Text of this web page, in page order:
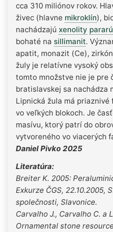
cca 310 miliónov rokov.
živec (hlavne mikroklín),
nachádzajú xenolity
bohaté na sillimanit.
apatit, monazit (Ce),
žuly je relatívne vysoký
tomto množstve nie je pre
bratislavskej sa nachádza
Lipnická žula má
vo veľkých blokoch. Je
masívu, ktorý patrí do
vytvoreného vo viacerých
Daniel Pivko 2025
Literatúra:
Breiter K. 2005:
Exkurze ČGS, 22.10.2005,
společnosti, Slavonice.
Carvalho J., Carvalho C. a
Ornamental stone